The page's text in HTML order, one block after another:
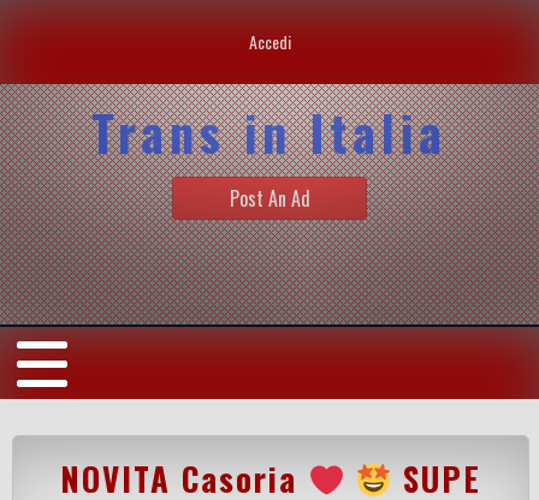
Accedi
Trans in Italia
Post An Ad
NOVITA Casoria
SUPE